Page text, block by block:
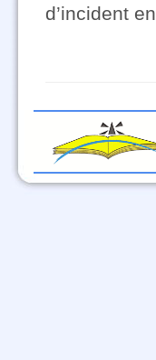
d’incident